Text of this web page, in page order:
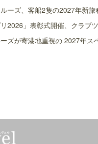
ーズ、客船2隻の2027年新
リ2026」表彰式開催、クラ
ズが寄港地重視の 2027年